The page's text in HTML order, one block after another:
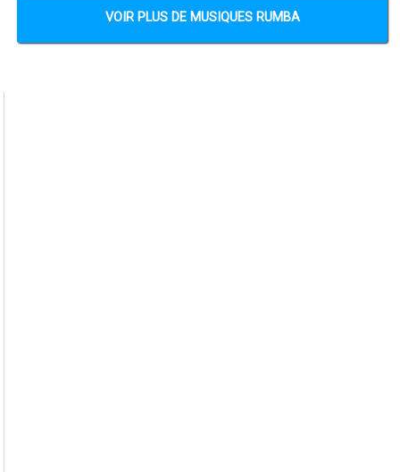
VOIR PLUS DE MUSIQUES RUMBA